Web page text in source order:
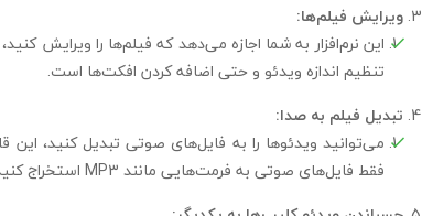
ویرایش فیلم‌ها:
این نرم‌افزار به شما اجازه می‌دهد که فیلم‌ها را ویرایش
تنظیم اندازه ویدئو و حتی اضافه کردن افکت‌ها است.
تبدیل فیلم به صدا:
می‌توانید ویدئوها را به فایل‌های صوتی تبدیل کنید،
فقط فایل‌های صوتی به فرمت‌هایی مانند MP3 استخراج کنید.